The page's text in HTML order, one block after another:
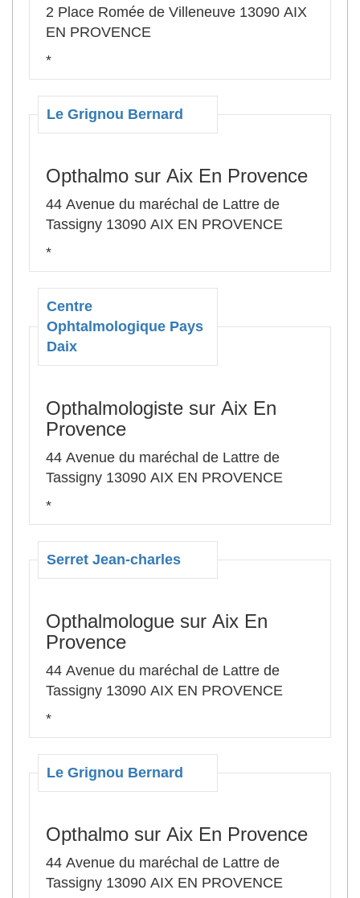
2 Place Romée de Villeneuve 13090 AIX
EN PROVENCE
*
Le Grignou Bernard
Opthalmo sur Aix En Provence
44 Avenue du maréchal de Lattre de
Tassigny 13090 AIX EN PROVENCE
*
Centre
Ophtalmologique Pays
Daix
Opthalmologiste sur Aix En
Provence
44 Avenue du maréchal de Lattre de
Tassigny 13090 AIX EN PROVENCE
*
Serret Jean-charles
Opthalmologue sur Aix En
Provence
44 Avenue du maréchal de Lattre de
Tassigny 13090 AIX EN PROVENCE
*
Le Grignou Bernard
Opthalmo sur Aix En Provence
44 Avenue du maréchal de Lattre de
Tassigny 13090 AIX EN PROVENCE